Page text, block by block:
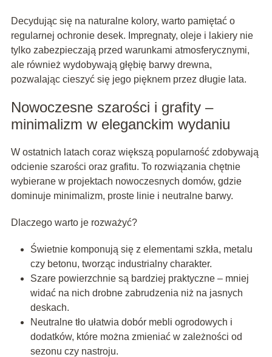
Decydując się na naturalne kolory, warto pamiętać o
regularnej ochronie desek. Impregnaty, oleje i lakiery nie
tylko zabezpieczają przed warunkami atmosferycznymi,
ale również wydobywają głębię barwy drewna,
pozwalając cieszyć się jego pięknem przez długie lata.
Nowoczesne szarości i grafity –
minimalizm w eleganckim wydaniu
W ostatnich latach coraz większą popularność zdobywają
odcienie szarości oraz grafitu. To rozwiązania chętnie
wybierane w projektach nowoczesnych domów, gdzie
dominuje minimalizm, proste linie i neutralne barwy.
Dlaczego warto je rozważyć?
Świetnie komponują się z elementami szkła, metalu
czy betonu, tworząc industrialny charakter.
Szare powierzchnie są bardziej praktyczne – mniej
widać na nich drobne zabrudzenia niż na jasnych
deskach.
Neutralne tło ułatwia dobór mebli ogrodowych i
dodatków, które można zmieniać w zależności od
sezonu czy nastroju.